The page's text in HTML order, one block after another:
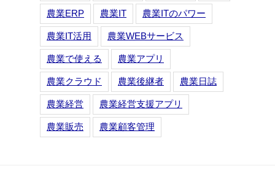
農業ERP 農業IT 農業ITのパワー
農業IT活用 農業WEBサービス
農業で使える 農業アプリ
農業クラウド 農業後継者 農業日誌
農業経営 農業経営支援アプリ
農業販売 農業顧客管理